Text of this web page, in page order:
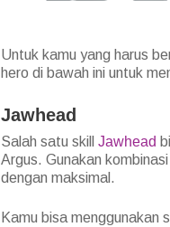
Untuk kamu yang harus
hero di bawah ini untuk
Jawhead
Salah satu skill Jawhead
Argus. Gunakan
dengan maksimal.
Kamu bisa menggunakan